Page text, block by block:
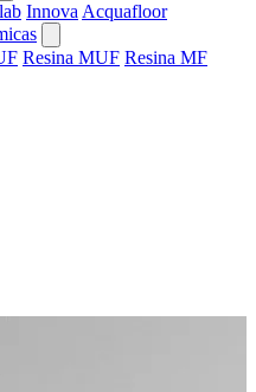
Innova Acquafloor
Resina MUF Resina MF